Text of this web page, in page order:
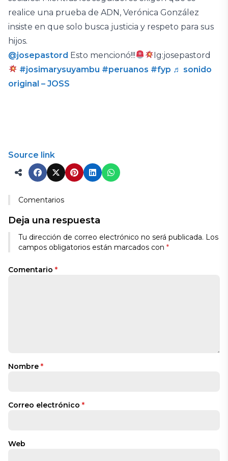
realice una prueba de ADN, Verónica González
insiste en que solo busca justicia y respeto para sus
hijos.
@josepastord Esto mencionó!!!
Ig:josepastord
#josimarysuyambu #peruanos #fyp ♬ sonido
original – JOSS
Source link
Comentarios
Deja una respuesta
Tu dirección de correo electrónico no será publicada. Los
campos obligatorios están marcados con *
Comentario *
Nombre *
Correo electrónico *
Web